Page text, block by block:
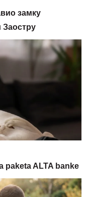
замку
Заостру
paketa ALTA banke